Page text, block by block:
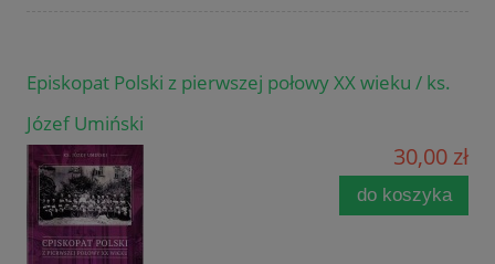
Episkopat Polski z pierwszej połowy XX wieku / ks.
Józef Umiński
30,00 zł
do koszyka